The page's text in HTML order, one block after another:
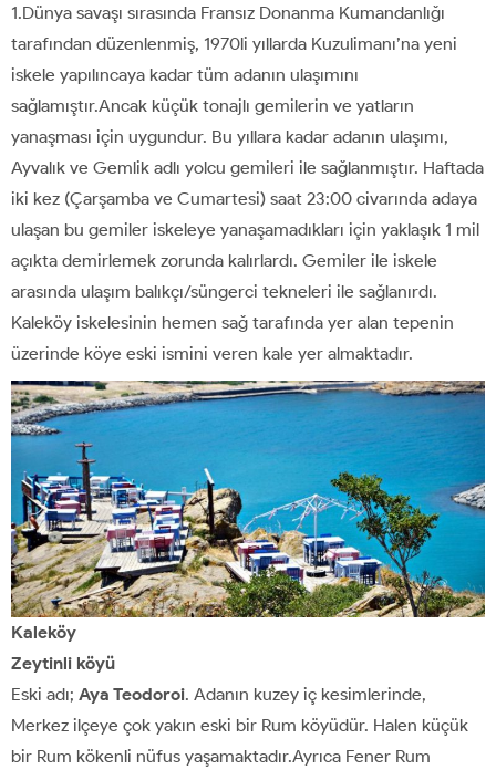
1.Dünya savaşı sırasında Fransız Donanma Kumandanlığı
tarafından düzenlenmiş, 1970li yıllarda Kuzulimanı’na yeni
iskele yapılıncaya kadar tüm adanın ulaşımını
sağlamıştır.Ancak küçük tonajlı gemilerin ve yatların
yanaşması için uygundur. Bu yıllara kadar adanın ulaşımı,
Ayvalık ve Gemlik adlı yolcu gemileri ile sağlanmıştır. Haftada
iki kez (Çarşamba ve Cumartesi) saat 23:00 civarında adaya
ulaşan bu gemiler iskeleye yanaşamadıkları için yaklaşık 1 mil
açıkta demirlemek zorunda kalırlardı. Gemiler ile iskele
arasında ulaşım balıkçı/süngerci tekneleri ile sağlanırdı.
Kaleköy iskelesinin hemen sağ tarafında yer alan tepenin
üzerinde köye eski ismini veren kale yer almaktadır.
Kaleköy
Zeytinli köyü
Eski adı; Aya Teodoroi. Adanın kuzey iç kesimlerinde,
Merkez ilçeye çok yakın eski bir Rum köyüdür. Halen küçük
bir Rum kökenli nüfus yaşamaktadır.Ayrıca Fener Rum